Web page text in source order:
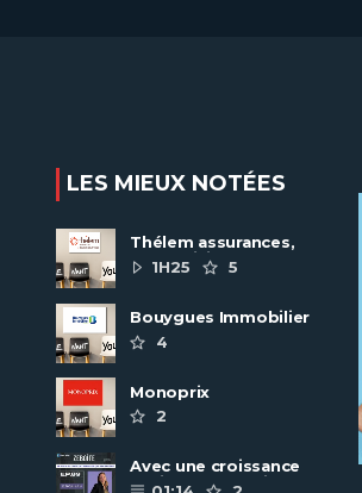
LES MIEUX NOTÉES
Thélem assurances,
une politique RH
ambitieuse
1H25 5
Bouygues Immobilier
recrute autour de 8
pôles métiers
4
Monoprix
2
Avec une croissance
toujours dynamique, le